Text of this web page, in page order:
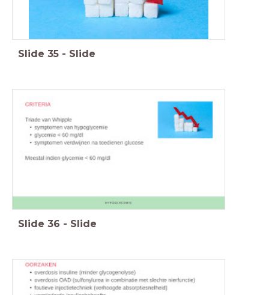
Slide 35 - Slide
Slide 36 - Slide